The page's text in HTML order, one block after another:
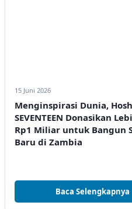
15 Juni 2026
Menginspirasi Dunia,
SEVENTEEN Donasikan
Rp1 Miliar untuk Bangun
Baru di Zambia
Baca Selengkapnya